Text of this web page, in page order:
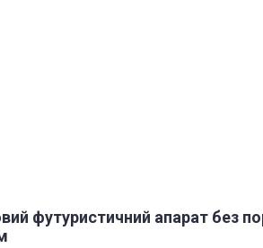
футуристичний апарат без